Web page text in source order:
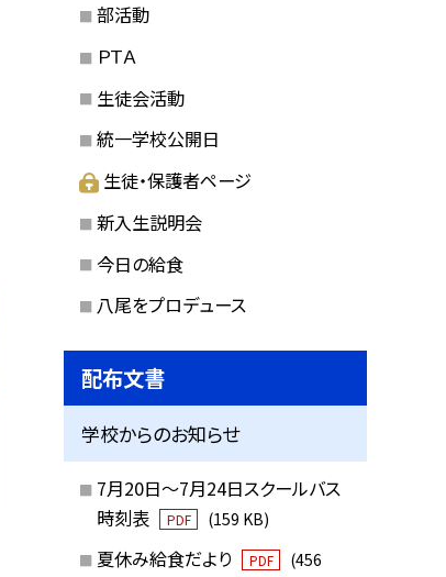
部活動
ＰＴＡ
生徒会活動
統一学校公開日
生徒・保護者ページ
新入生説明会
今日の給食
八尾をプロデュース
配布文書
学校からのお知らせ
7月20日～7月24日スクールバス
時刻表
PDF (159 KB)
夏休み給食だより PDF
(456